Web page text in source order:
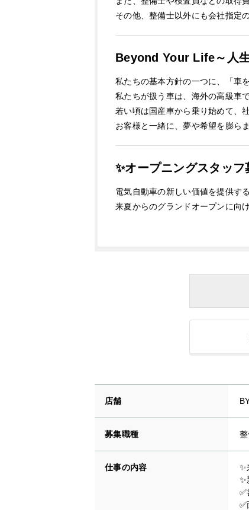
その他、整備士以外にも会社指定
Beyond Your Life～人
私たちの基本方針の一つに、「車
私たちが扱う車は、海外の高級車で
若い頃は国産車から乗り始めて、
お客様と一緒に、夢や希望を膨ら
✨オープニングスタッ
電気自動車の新しい価値を提供す
来夏からのグランドオープンに向
店舗
募集職種
仕事の内容